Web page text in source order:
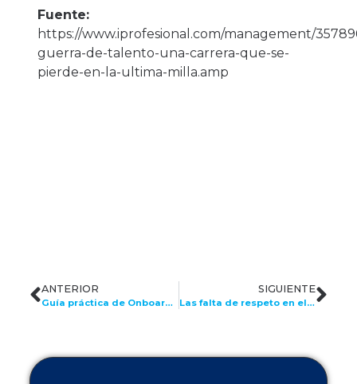
Fuente:
https://www.iprofesional.com/management/
guerra-de-talento-una-carrera-que-se-
pierde-en-la-ultima-milla.amp
ANTERIOR
Guía práctica de Onboarding: para los primeros tres meses de incorporación
SIGUIENTE
Las falta de respeto en el lugar de trabajo, un costo casi invisible